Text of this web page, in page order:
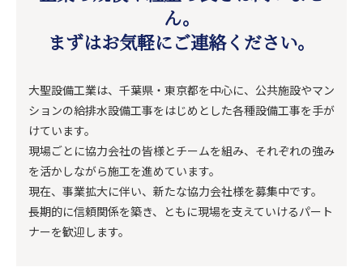
ん。
まずはお気軽にご連絡ください。
大聖設備工業は、千葉県・東京都を中心に、公共施設やマン
ションの給排水設備工事をはじめとした各種設備工事を手が
けています。
現場ごとに協力会社の皆様とチームを組み、それぞれの強み
を活かしながら施工を進めています。
現在、事業拡大に伴い、新たな協力会社様を募集中です。
長期的に信頼関係を築き、ともに現場を支えていけるパート
ナーを歓迎します。